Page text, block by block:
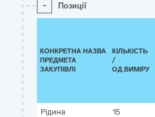
- Позиції
КОНКРЕТНА НАЗВА
ПРЕДМЕТА
ЗАКУПІВЛІ
КІЛЬКІСТЬ
/
ОД.ВИМІРУ
Рідина
15